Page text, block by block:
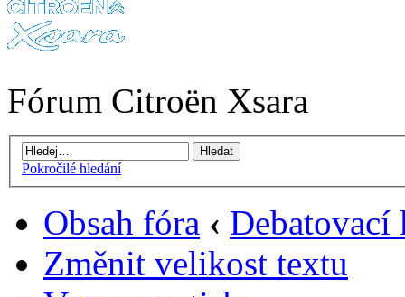
Fórum Citroën Xsara
Pokročilé hledání
Obsah fóra ‹ Debatovací
Změnit velikost textu